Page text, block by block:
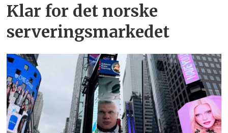
Klar for det norske
serveringsmarkedet